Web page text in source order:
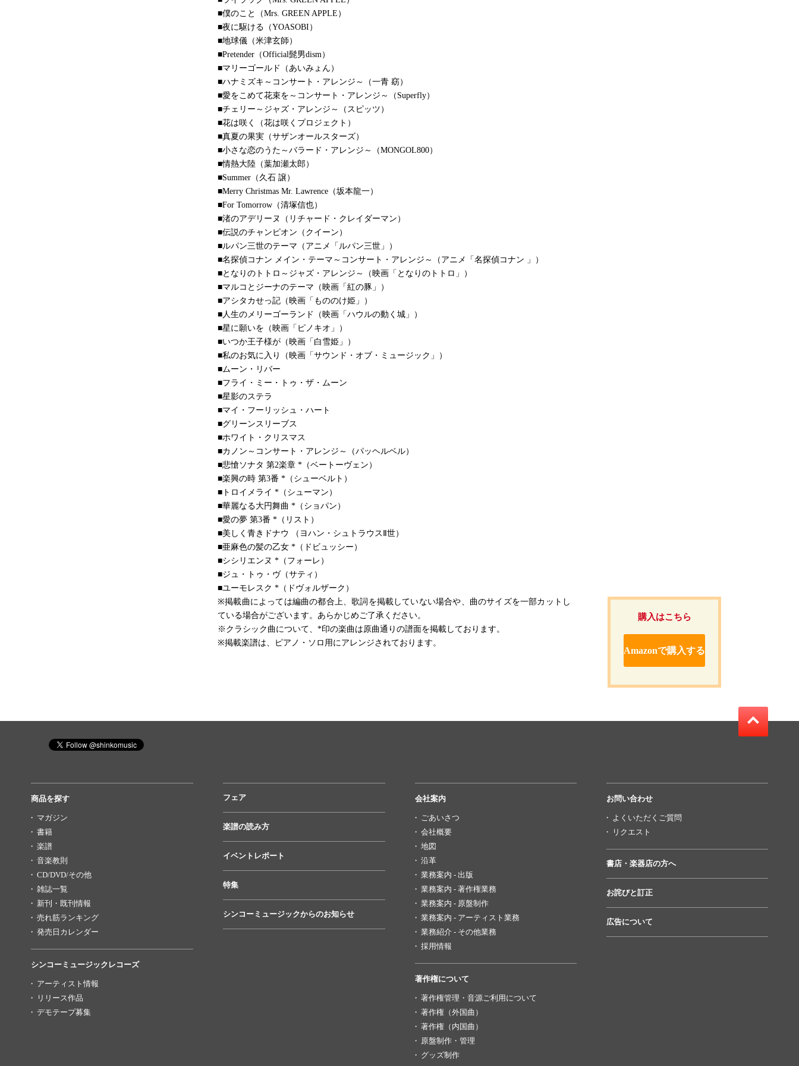
■僕のこと（Mrs. GREEN APPLE）
■夜に駆ける（YOASOBI）
■地球儀（米津玄師）
■Pretender（Official髭男dism）
■マリーゴールド（あいみょん）
■ハナミズキ～コンサート・アレンジ～（一青 窈）
■愛をこめて花束を～コンサート・アレンジ～（Superfly）
■チェリー～ジャズ・アレンジ～（スピッツ）
■花は咲く（花は咲くプロジェクト）
■真夏の果実（サザンオールスターズ）
■小さな恋のうた～バラード・アレンジ～（MONGOL800）
■情熱大陸（葉加瀬太郎）
■Summer（久石 譲）
■Merry Christmas Mr. Lawrence（坂本龍一）
■For Tomorrow（清塚信也）
■渚のアデリーヌ（リチャード・クレイダーマン）
■伝説のチャンピオン（クイーン）
■ルパン三世のテーマ（アニメ「ルパン三世」）
■名探偵コナン メイン・テーマ～コンサート・アレンジ～（アニメ「名探偵コナン 」）
■となりのトトロ～ジャズ・アレンジ～（映画「となりのトトロ」）
■マルコとジーナのテーマ（映画「紅の豚」）
■アシタカせっ記（映画「もののけ姫」）
■人生のメリーゴーランド（映画「ハウルの動く城」）
■星に願いを（映画「ピノキオ」）
■いつか王子様が（映画「白雪姫」）
■私のお気に入り（映画「サウンド・オブ・ミュージック」）
■ムーン・リバー
■フライ・ミー・トゥ・ザ・ムーン
■星影のステラ
■マイ・フーリッシュ・ハート
■グリーンスリーブス
■ホワイト・クリスマス
■カノン～コンサート・アレンジ～（パッヘルベル）
■悲愴ソナタ 第2楽章 *（ベートーヴェン）
■楽興の時 第3番 *（シューベルト）
■トロイメライ *（シューマン）
■華麗なる大円舞曲 *（ショパン）
■愛の夢 第3番 *（リスト）
■美しく青きドナウ （ヨハン・シュトラウスⅡ世）
■亜麻色の髪の乙女 *（ドビュッシー）
■シシリエンヌ *（フォーレ）
■ジュ・トゥ・ヴ（サティ）
■ユーモレスク *（ドヴォルザーク）
※掲載曲によっては編曲の都合上、歌詞を掲載していない場合や、曲のサイズを一部カットし
ている場合がございます。あらかじめご了承ください。
※クラシック曲について、*印の楽曲は原曲通りの譜面を掲載しております。
※掲載楽譜は、ピアノ・ソロ用にアレンジされております。
購入はこちら
Amazonで購入する
商品を探す
マガジン
書籍
楽譜
音楽教則
CD/DVD/その他
雑誌一覧
新刊・既刊情報
売れ筋ランキング
発売日カレンダー
シンコーミュージックレコーズ
アーティスト情報
リリース作品
デモテープ募集
フェア
楽譜の読み方
イベントレポート
特集
シンコーミュージックからのお知らせ
会社案内
ごあいさつ
会社概要
地図
沿革
業務案内 - 出版
業務案内 - 著作権業務
業務案内 - 原盤制作
業務案内 - アーティスト業務
業務紹介 - その他業務
採用情報
著作権について
著作権管理・音源ご利用について
著作権（外国曲）
著作権（内国曲）
原盤制作・管理
グッズ制作
お問い合わせ
よくいただくご質問
リクエスト
書店・楽器店の方へ
お詫びと訂正
広告について